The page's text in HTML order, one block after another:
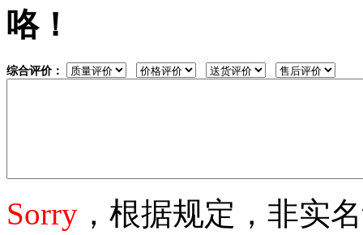
咯！
综合评价：
Sorry ，根据规定，非实